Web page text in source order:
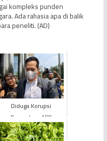
kompleks punden
Ada rahasia apa di balik
peneliti. (AD)
Diduga Korupsi
Pengadaan APD
KEMENKES RI 2020,